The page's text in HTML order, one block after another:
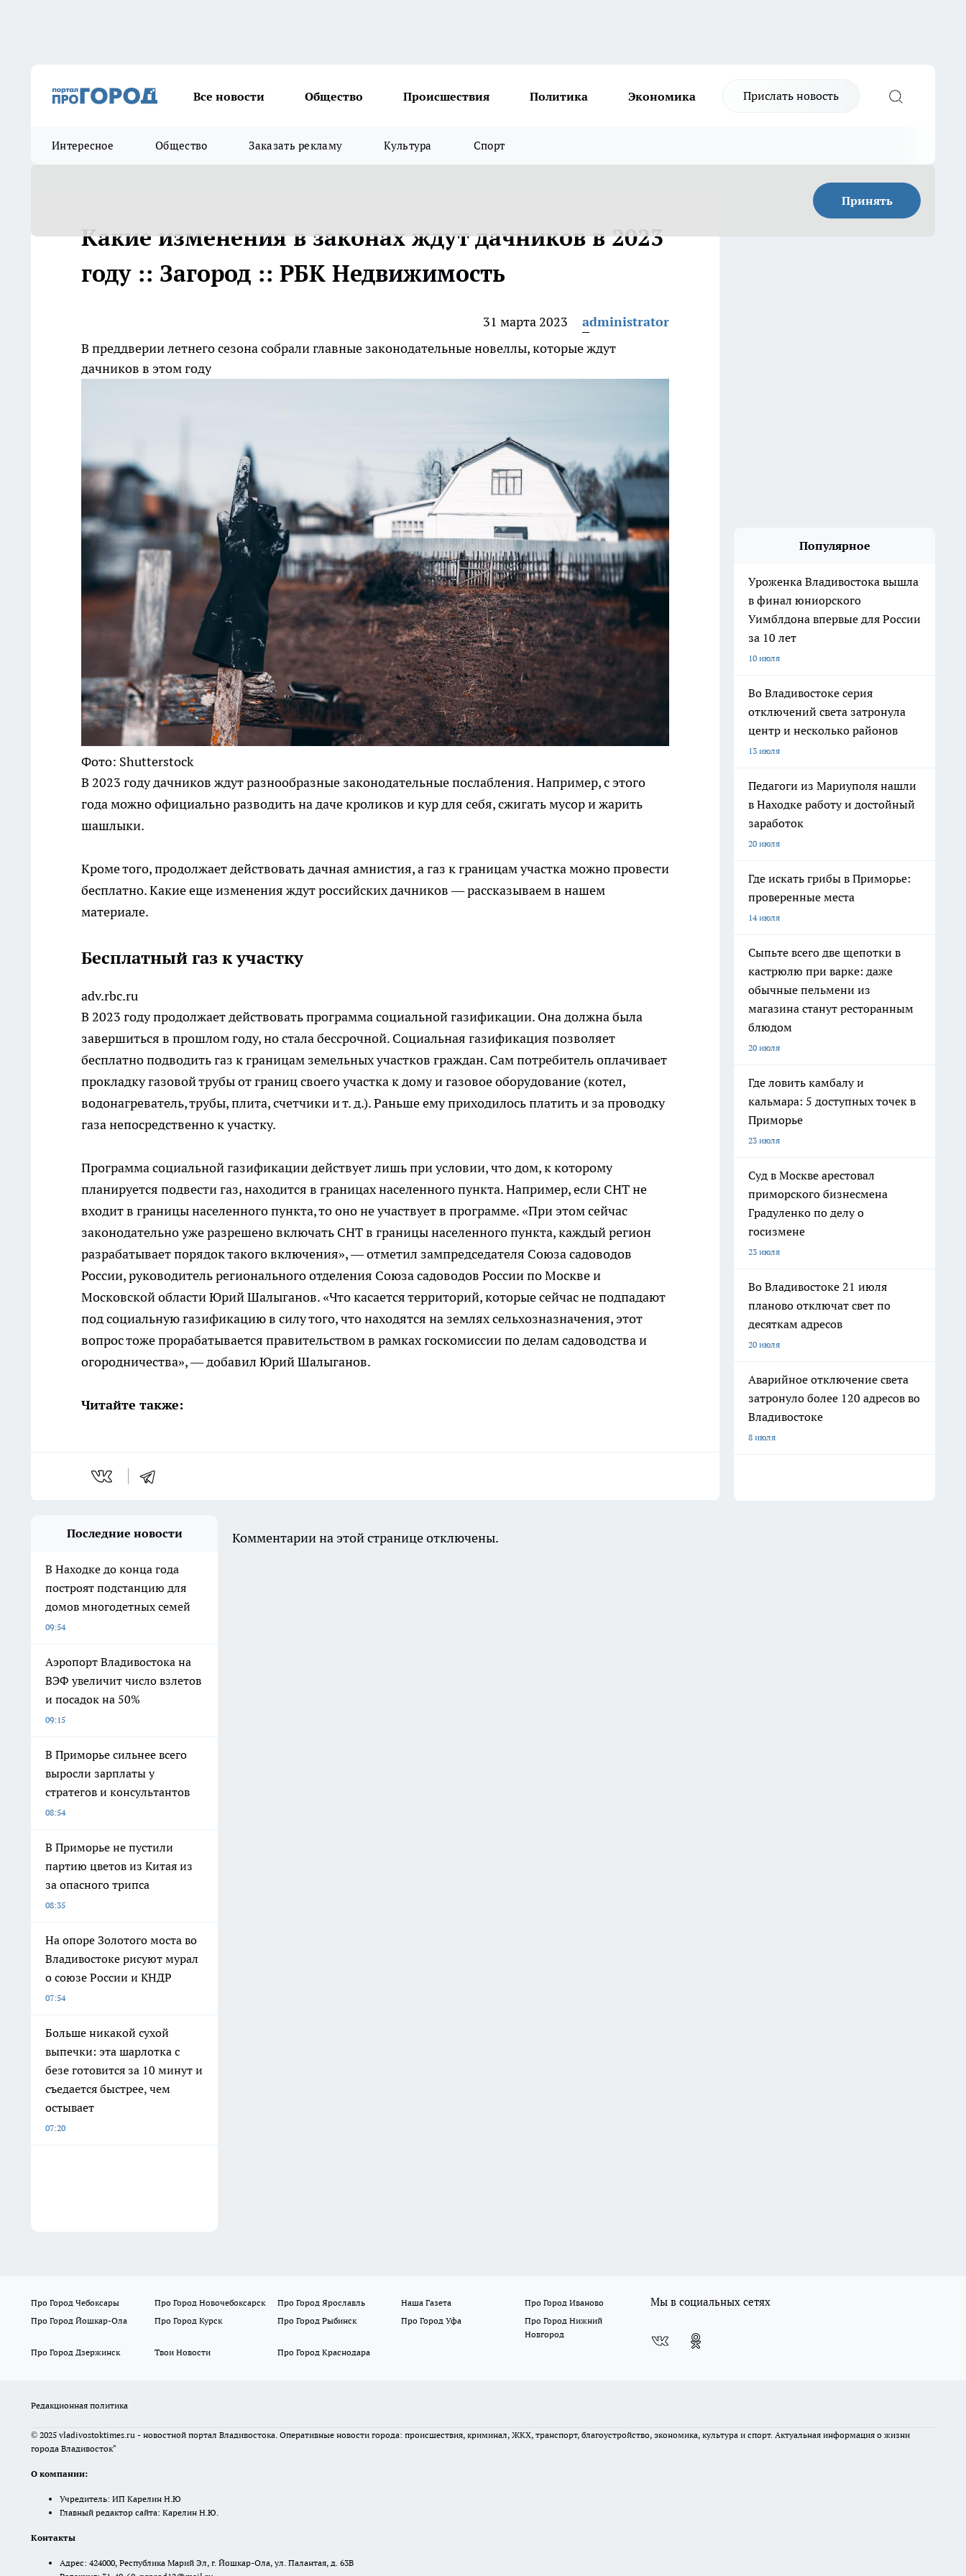
Все новости Общество Происшествия Политика Экономика Прислать новость
Интересное Общество Заказать рекламу Культура Спорт
Принять
Какие изменения в законах ждут дачников в 2023
году :: Загород :: РБК Недвижимость
31 марта 2023
administrator
В преддверии летнего сезона собрали главные законодательные новеллы, которые ждут
дачников в этом году
Фото: Shutterstock
В 2023 году дачников ждут разнообразные законодательные послабления. Например, с этого
года можно официально разводить на даче кроликов и кур для себя, сжигать мусор и жарить
шашлыки.
Кроме того, продолжает действовать дачная амнистия, а газ к границам участка можно провести
бесплатно. Какие еще изменения ждут российских дачников — рассказываем в нашем
материале.
Бесплатный газ к участку
adv.rbc.ru
В 2023 году продолжает действовать программа социальной газификации. Она должна была
завершиться в прошлом году, но стала бессрочной. Социальная газификация позволяет
бесплатно подводить газ к границам земельных участков граждан. Сам потребитель оплачивает
прокладку газовой трубы от границ своего участка к дому и газовое оборудование (котел,
водонагреватель, трубы, плита, счетчики и т. д.). Раньше ему приходилось платить и за проводку
газа непосредственно к участку.
Программа социальной газификации действует лишь при условии, что дом, к которому
планируется подвести газ, находится в границах населенного пункта. Например, если СНТ не
входит в границы населенного пункта, то оно не участвует в программе. «При этом сейчас
законодательно уже разрешено включать СНТ в границы населенного пункта, каждый регион
разрабатывает порядок такого включения», — отметил зампредседателя Союза садоводов
России, руководитель регионального отделения Союза садоводов России по Москве и
Московской области Юрий Шалыганов. «Что касается территорий, которые сейчас не подпадают
под социальную газификацию в силу того, что находятся на землях сельхозназначения, этот
вопрос тоже прорабатывается правительством в рамках госкомиссии по делам садоводства и
огородничества», — добавил Юрий Шалыганов.
Читайте также:
Популярное
Уроженка Владивостока вышла
в финал юниорского
Уимблдона впервые для России
за 10 лет
10 июля
Во Владивостоке серия
отключений света затронула
центр и несколько районов
13 июля
Педагоги из Мариуполя нашли
в Находке работу и достойный
заработок
20 июля
Где искать грибы в Приморье:
проверенные места
14 июля
Сыпьте всего две щепотки в
кастрюлю при варке: даже
обычные пельмени из
магазина станут ресторанным
блюдом
20 июля
Где ловить камбалу и
кальмара: 5 доступных точек в
Приморье
23 июля
Суд в Москве арестовал
приморского бизнесмена
Градуленко по делу о
госизмене
23 июля
Во Владивостоке 21 июля
планово отключат свет по
десяткам адресов
20 июля
Аварийное отключение света
затронуло более 120 адресов во
Владивостоке
8 июля
Последние новости
В Находке до конца года
построят подстанцию для
домов многодетных семей
09:54
Аэропорт Владивостока на
ВЭФ увеличит число взлетов
и посадок на 50%
09:15
В Приморье сильнее всего
выросли зарплаты у
стратегов и консультантов
08:54
В Приморье не пустили
партию цветов из Китая из
за опасного трипса
08:35
На опоре Золотого моста во
Владивостоке рисуют мурал
о союзе России и КНДР
07:54
Больше никакой сухой
выпечки: эта шарлотка с
безе готовится за 10 минут и
съедается быстрее, чем
остывает
07:20
Комментарии на этой странице отключены.
Про Город Чебоксары Про Город Новочебоксарск Про Город Ярославль Наша Газета
Про Город Иваново
Про Город Йошкар-Ола
Про Город Курск Про Город Рыбинск Про Город Уфа
Про Город Нижний
Новгород
Про Город Дзержинск
Твои Новости Про Город Краснодара
Мы в социальных сетях
Редакционная политика
© 2025 vladivostoktimes.ru - новостной портал Владивостока. Оперативные новости города: происшествия, криминал, ЖКХ, транспорт, благоустройство, экономика, культура и спорт. Актуальная информация о жизни
города Владивосток"
О компании:
Учредитель: ИП Карелин Н.Ю
Главный редактор сайта: Карелин Н.Ю.
Контакты
Адрес: 424000, Республика Марий Эл, г. Йошкар-Ола, ул. Палантая, д. 63В